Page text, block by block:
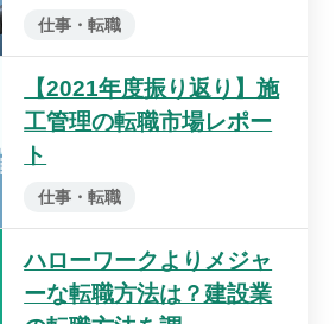
仕事・転職
【2021年度振り返り】施
工管理の転職市場レポー
ト
仕事・転職
ハローワークよりメジャ
ーな転職方法は？建設業